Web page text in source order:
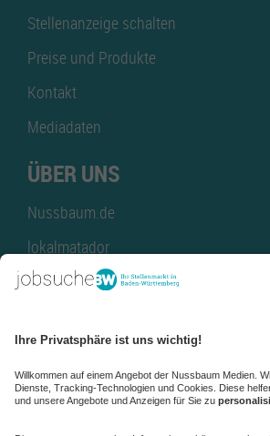
Stellenanzeige schalten
Preise und Produkte
Kontakt
Mediadaten
ÜBER UNS
Nussbaum.de
lokalmatador
kaufinBW
NussbaumID
Nussbaum Medien